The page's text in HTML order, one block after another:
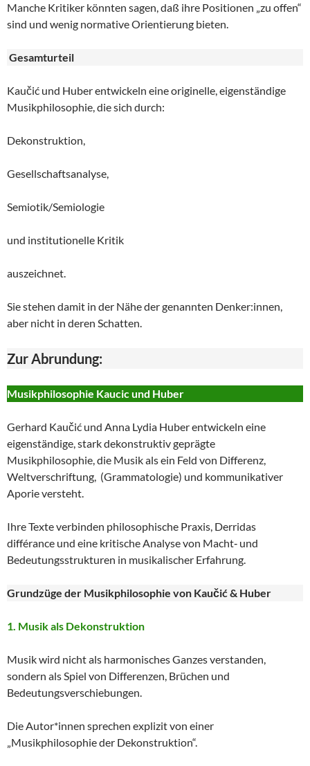
Manche Kritiker könnten sagen, daß ihre Positionen „zu offen“
sind und wenig normative Orientierung bieten.
Gesamturteil
Kaučić und Huber entwickeln eine originelle, eigenständige
Musikphilosophie, die sich durch:
Dekonstruktion,
Gesellschaftsanalyse,
Semiotik/Semiologie
und institutionelle Kritik
auszeichnet.
Sie stehen damit in der Nähe der genannten Denker:innen,
aber nicht in deren Schatten.
Zur Abrundung:
Musikphilosophie Kaucic und Huber
Gerhard Kaučić und Anna Lydia Huber entwickeln eine
eigenständige, stark dekonstruktiv geprägte
Musikphilosophie, die Musik als ein Feld von Differenz,
Weltverschriftung, (Grammatologie) und kommunikativer
Aporie versteht.
Ihre Texte verbinden philosophische Praxis, Derridas
différance und eine kritische Analyse von Macht‑ und
Bedeutungsstrukturen in musikalischer Erfahrung.
Grundzüge der Musikphilosophie von Kaučić & Huber
1. Musik als Dekonstruktion
Musik wird nicht als harmonisches Ganzes verstanden,
sondern als Spiel von Differenzen, Brüchen und
Bedeutungsverschiebungen.
Die Autor*innen sprechen explizit von einer
„Musikphilosophie der Dekonstruktion“.